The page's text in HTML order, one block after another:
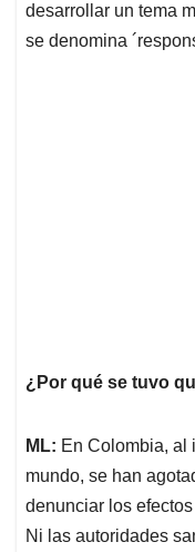
desarrollar un tema
se denomina
¿Por qué se tuvo
ML: En Colombia, al
mundo, se han
denunciar los
Ni las autoridades